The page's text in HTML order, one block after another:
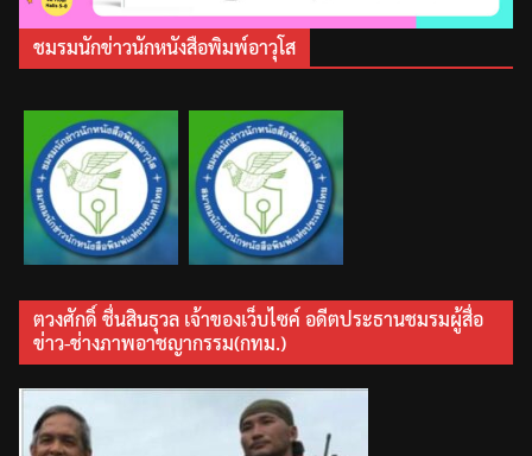
ชมรมนักข่าวนักหนังสือพิมพ์อาวุโส
ตวงศักดิ์ ชื่นสินธุวล เจ้าของเว็บไซค์ อดีตประธานชมรมผู้สื่อ
ข่าว-ช่างภาพอาชญากรรม(กทม.)